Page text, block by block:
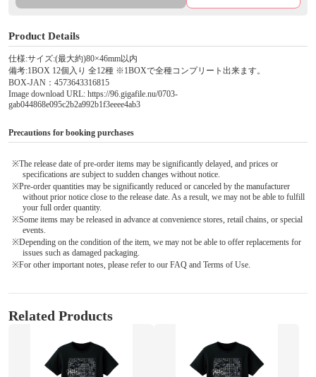
Product Details
仕様:サイズ:(最大約)80×46mm以内
備考:1BOX 12個入り 全12種 ※1BOXで全種コンプリート出来ます。
BOX-JAN：4573643316815
Image download URL: https://96.gigafile.nu/0703-
gab044868e095c2b2a992b1f3eeee4ab3
Precautions for booking purchases
※The release date of pre-order items may be significantly delayed, and prices or
specifications are subject to sudden changes without notice.
※Pre-order quantities may be significantly reduced or canceled by the manufacturer
without prior notice close to the release date. As a result, we may not be able to fulfill
your full order quantity.
※Some items may be released in advance at convenience stores, retail chains, or special
events.
※Depending on the condition of the item, we may not be able to offer replacements for
issues such as damaged packaging.
※For other important notes, please refer to our FAQ and Terms of Use.
Related Products